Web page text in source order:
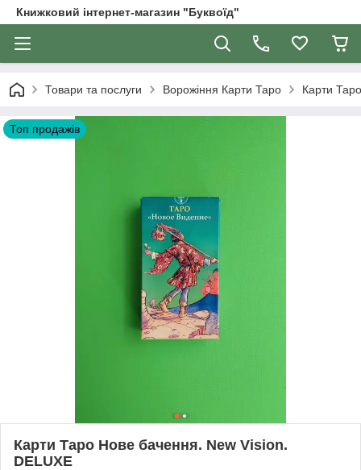
Книжковий інтернет-магазин "Буквоїд"
Товари та послуги Ворожіння Карти Таро Карти
Топ продажів
Карти Таро Нове бачення. New Vision.
DELUXE